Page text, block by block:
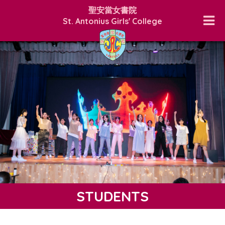
聖安當女書院
St. Antonius Girls' College
STUDENTS